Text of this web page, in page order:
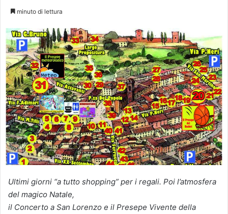
minuto di lettura
Ultimi giorni “a tutto shopping” per i regali. Poi l’atmosfera
del magico Natale,
il Concerto a San Lorenzo e il Presepe Vivente della